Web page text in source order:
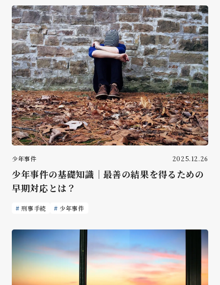
少年事件 2025.12.26
少年事件の基礎知識｜最善の結果を得るための
早期対応とは？
刑事手続 少年事件